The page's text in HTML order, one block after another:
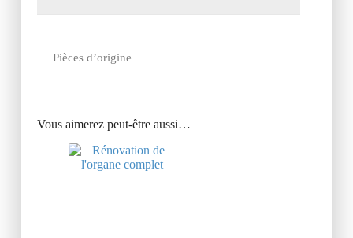
Pièces d’origine
Vous aimerez peut-être aussi…